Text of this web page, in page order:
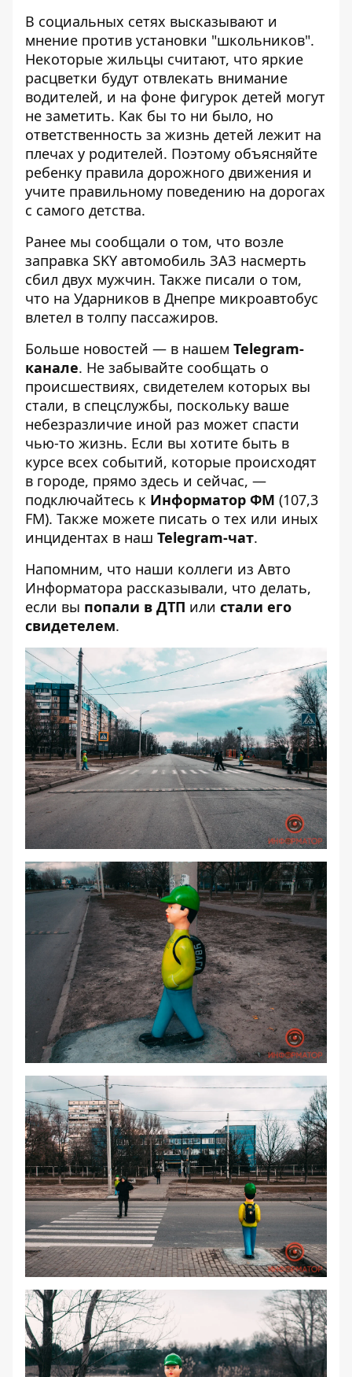
В социальных сетях высказывают и
мнение против установки "школьников".
Некоторые жильцы считают, что яркие
расцветки будут отвлекать внимание
водителей, и на фоне фигурок детей могут
не заметить. Как бы то ни было, но
ответственность за жизнь детей лежит на
плечах у родителей. Поэтому объясняйте
ребенку правила дорожного движения и
учите правильному поведению на дорогах
с самого детства.
Ранее мы сообщали о том, что возле
заправка SKY автомобиль ЗАЗ насмерть
сбил двух мужчин. Также писали о том,
что на Ударников в Днепре микроавтобус
влетел в толпу пассажиров.
Больше новостей — в нашем Telegram-
канале. Не забывайте сообщать о
происшествиях, свидетелем которых вы
стали, в спецслужбы, поскольку ваше
небезразличие иной раз может спасти
чью-то жизнь. Если вы хотите быть в
курсе всех событий, которые происходят
в городе, прямо здесь и сейчас, —
подключайтесь к Информатор ФМ (107,3
FM). Также можете писать о тех или иных
инцидентах в наш Telegram-чат.
Напомним, что наши коллеги из Авто
Информатора рассказывали, что делать,
если вы попали в ДТП или стали его
свидетелем.